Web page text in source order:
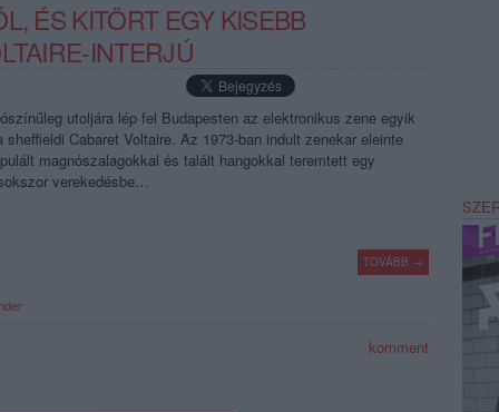
ÉS KITÖRT EGY KISEBB
INTERJÚ
utoljára lép fel Budapesten az elektronikus zene egyik
sheffieldi Cabaret Voltaire. Az 1973-ban indult zenekar eleinte
magnószalagokkal és talált hangokkal teremtett egy
verekedésbe…
TOVÁBB →
komment